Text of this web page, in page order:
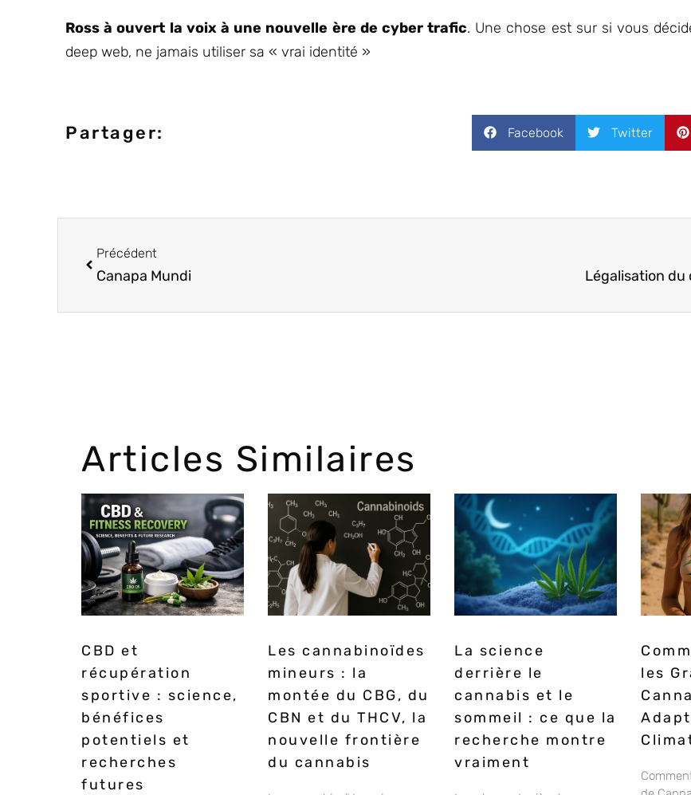
Ross à ouvert la voix à une nouvelle ère de cyber trafic. Une chose est sur si vous
deep web, ne jamais utiliser sa « vrai identité »
Partager: Facebook Twitter
Précédent
Canapa Mundi Légalisation du
Articles Similaires
CBD et
récupération
sportive : science,
bénéfices
potentiels et
recherches
futures
Les cannabinoïdes
mineurs : la
montée du CBG, du
CBN et du THCV, la
nouvelle frontière
du cannabis
La science
derrière le
cannabis et le
sommeil : ce que la
recherche montre
vraiment
les